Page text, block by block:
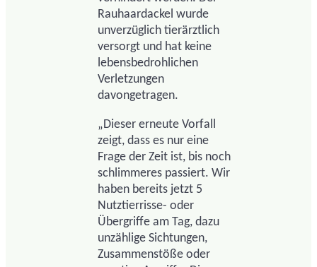
Rauhaardackel wurde
unverzüglich tierärztlich
versorgt und hat keine
lebensbedrohlichen
Verletzungen
davongetragen.
„Dieser erneute Vorfall
zeigt, dass es nur eine
Frage der Zeit ist, bis noch
schlimmeres passiert. Wir
haben bereits jetzt 5
Nutztierrisse- oder
Übergriffe am Tag, dazu
unzählige Sichtungen,
Zusammenstöße oder